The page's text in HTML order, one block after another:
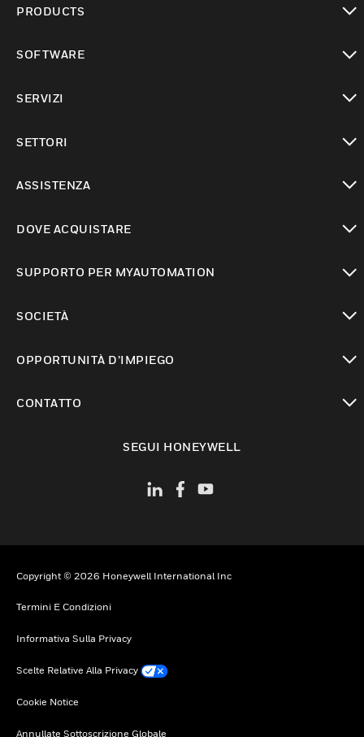
PRODUCTS
SOFTWARE
SERVIZI
SETTORI
ASSISTENZA
DOVE ACQUISTARE
SUPPORTO PER MYAUTOMATION
SOCIETÀ
OPPORTUNITÀ D’IMPIEGO
CONTATTO
SEGUI HONEYWELL
Copyright © 2026 Honeywell International Inc
Termini E Condizioni
Informativa Sulla Privacy
Scelte Relative Alla Privacy
Cookie Notice
Annullate Sottoscrizione Globale